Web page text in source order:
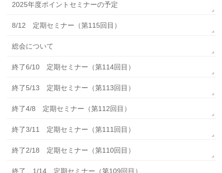
2025年度ポイントセミナーの予定
8/12 定期セミナー（第115回目）
総会について
終了6/10 定期セミナー（第114回目）
終了5/13 定期セミナー（第113回目）
終了4/8 定期セミナー（第112回目）
終了3/11 定期セミナー（第111回目）
終了2/18 定期セミナー（第110回目）
終了 1/14 定期セミナー（第109回目）